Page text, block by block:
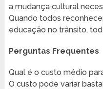
a mudança cultural
Quando todos
educação no trânsito,
Perguntas Frequentes
Qual é o custo médio
O custo pode variar